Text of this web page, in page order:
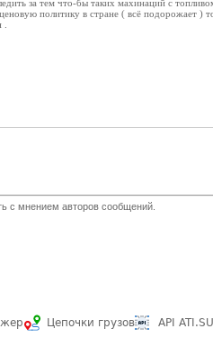
за тем что-бы таких махинаций с
политику в стране ( всё подорожает )
с мнением авторов сообщений.
Цепочки грузов API ATI.SU